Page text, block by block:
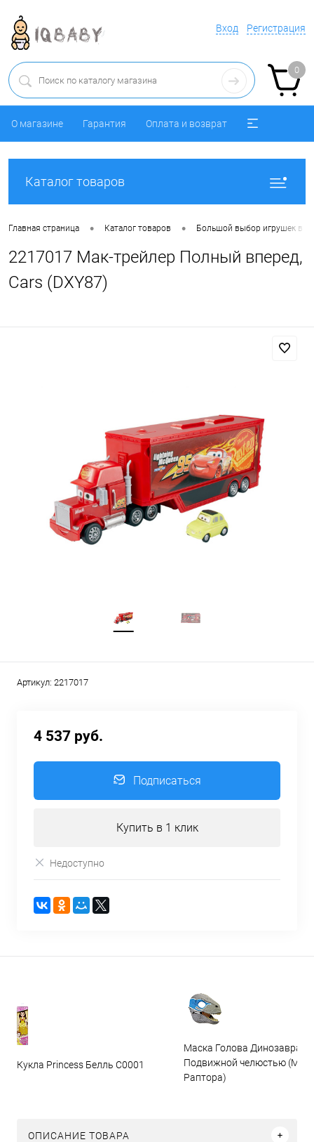
Вход Регистрация
0
О магазине Гарантия Оплата и возврат
Каталог товаров
Главная страница • Каталог товаров • Большой выбор игрушек в
2217017 Мак-трейлер Полный вперед,
Cars (DXY87)
Артикул: 2217017
4 537 руб.
Подписаться
Купить в 1 клик
Недоступно
Кукла Princess Белль C0001
Маска Голова Динозавра с
Подвижной челюстью
Раптора)
ОПИСАНИЕ ТОВАРА